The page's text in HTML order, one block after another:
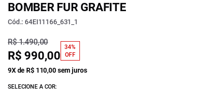
BOMBER FUR GRAFITE
Cód.: 64EI11166_631_1
R$ 1.490,00
R$ 990,00
34%
OFF
9X de R$ 110,00 sem juros
SELECIONE A COR: